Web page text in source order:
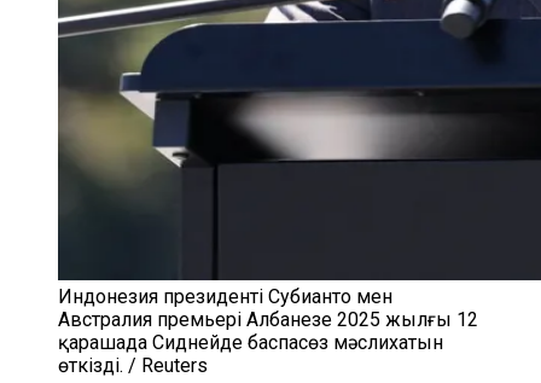
Индонезия президенті Субианто мен
Австралия премьері Албанезе 2025 жылғы 12
қарашада Сиднейде баспасөз мәслихатын
өткізді. / Reuters